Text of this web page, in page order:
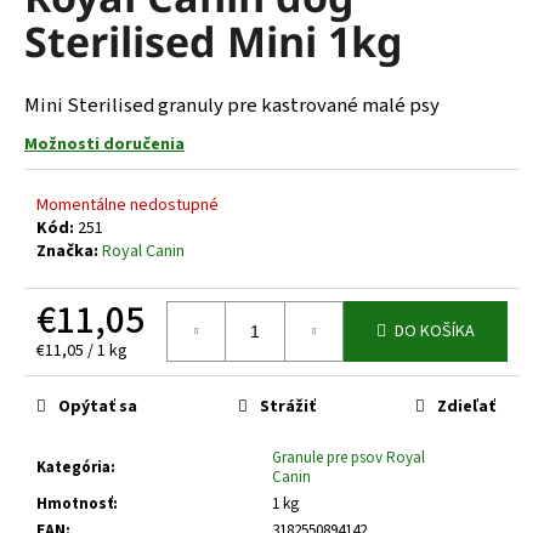
0,0
z
hviezdičiek.
Sterilised Mini 1kg
Mini Sterilised granuly pre kastrované malé psy
Možnosti doručenia
Momentálne nedostupné
Kód: 251
Značka: Royal Canin
€11,05
Jednotková
cena:
€11,05 / 1 kg
DO KOŠÍKA
Kategória:
Granule pre psov Royal
Canin
Hmotnosť:
1 kg
Opýtať sa Strážiť Zdieľať
á
j
s
ť
?
O
d
o
ú